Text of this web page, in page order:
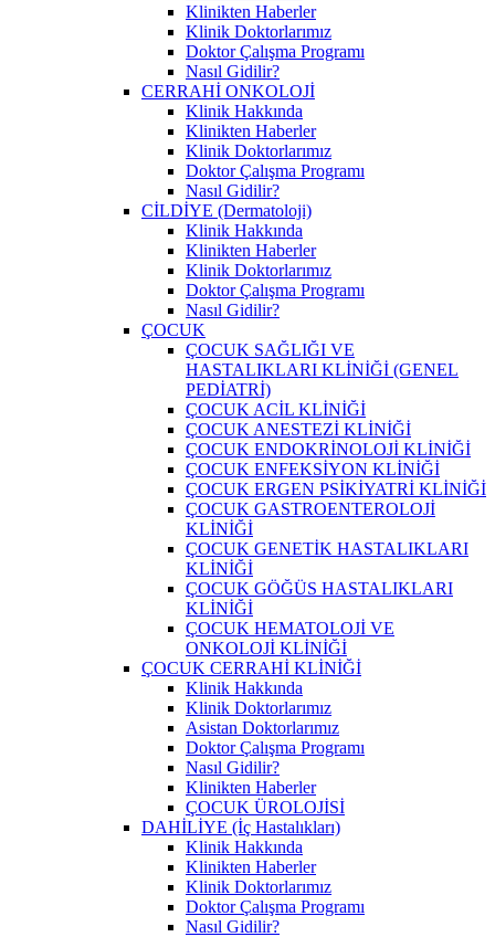
Klinikten Haberler
Klinik Doktorlarımız
Doktor Çalışma Programı
Nasıl Gidilir?
CERRAHİ ONKOLOJİ
Klinik Hakkında
Klinikten Haberler
Klinik Doktorlarımız
Doktor Çalışma Programı
Nasıl Gidilir?
CİLDİYE (Dermatoloji)
Klinik Hakkında
Klinikten Haberler
Klinik Doktorlarımız
Doktor Çalışma Programı
Nasıl Gidilir?
ÇOCUK
ÇOCUK SAĞLIĞI VE
HASTALIKLARI KLİNİĞİ (GENEL
PEDİATRİ)
ÇOCUK ACİL KLİNİĞİ
ÇOCUK ANESTEZİ KLİNİĞİ
ÇOCUK ENDOKRİNOLOJİ KLİNİĞİ
ÇOCUK ENFEKSİYON KLİNİĞİ
ÇOCUK ERGEN PSİKİYATRİ KLİNİĞİ
ÇOCUK GASTROENTEROLOJİ
KLİNİĞİ
ÇOCUK GENETİK HASTALIKLARI
KLİNİĞİ
ÇOCUK GÖĞÜS HASTALIKLARI
KLİNİĞİ
ÇOCUK HEMATOLOJİ VE
ONKOLOJİ KLİNİĞİ
ÇOCUK CERRAHİ KLİNİĞİ
Klinik Hakkında
Klinik Doktorlarımız
Asistan Doktorlarımız
Doktor Çalışma Programı
Nasıl Gidilir?
Klinikten Haberler
ÇOCUK ÜROLOJİSİ
DAHİLİYE (İç Hastalıkları)
Klinik Hakkında
Klinikten Haberler
Klinik Doktorlarımız
Doktor Çalışma Programı
Nasıl Gidilir?